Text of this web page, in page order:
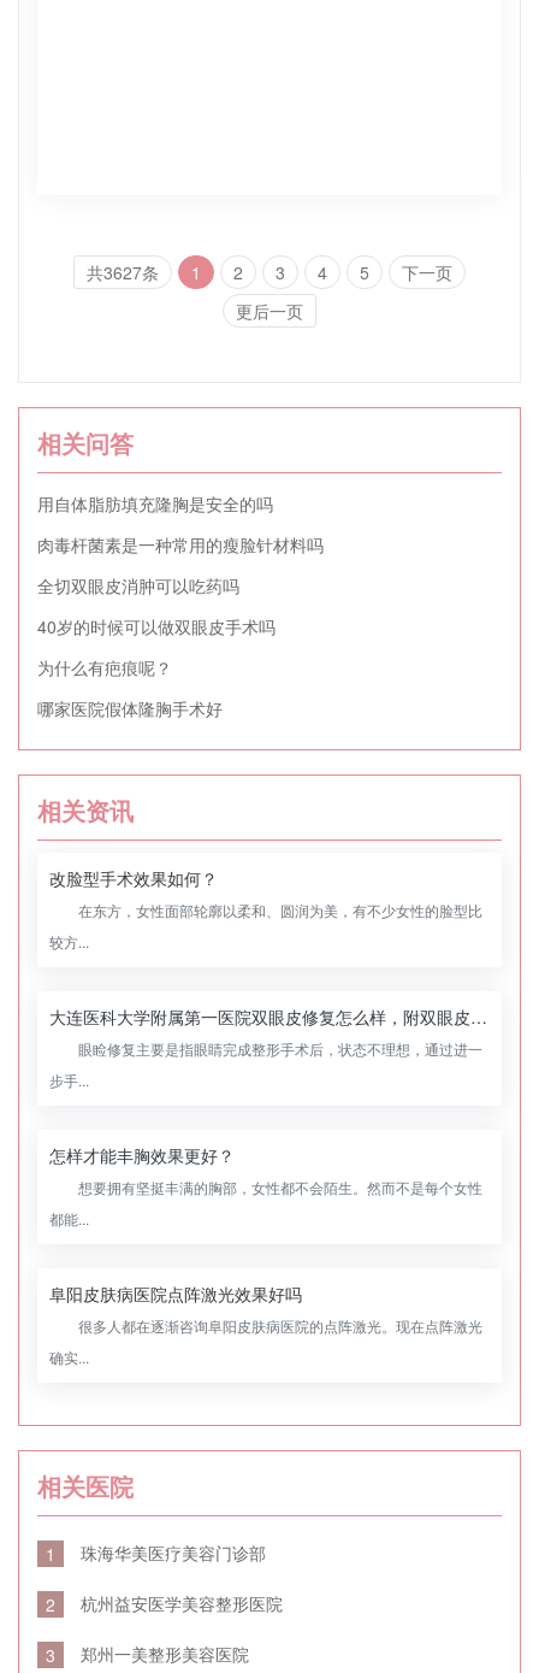
共3627条 1 2 3 4 5
下一页
更后一页
相关问答
用自体脂肪填充隆胸是安全的吗
肉毒杆菌素是一种常用的瘦脸针材料吗
全切双眼皮消肿可以吃药吗
40岁的时候可以做双眼皮手术吗
为什么有疤痕呢？
哪家医院假体隆胸手术好
相关资讯
改脸型手术效果如何？
在东方，女性面部轮廓以柔和、圆润为美，有不少女性的脸型比
较方...
大连医科大学附属第一医院双眼皮修复怎么样，附双眼皮修复案例
眼睑修复主要是指眼睛完成整形手术后，状态不理想，通过进一
步手...
怎样才能丰胸效果更好？
想要拥有坚挺丰满的胸部，女性都不会陌生。然而不是每个女性
都能...
阜阳皮肤病医院点阵激光效果好吗
很多人都在逐渐咨询阜阳皮肤病医院的点阵激光。现在点阵激光
确实...
相关医院
1 珠海华美医疗美容门诊部
2 杭州益安医学美容整形医院
3 郑州一美整形美容医院